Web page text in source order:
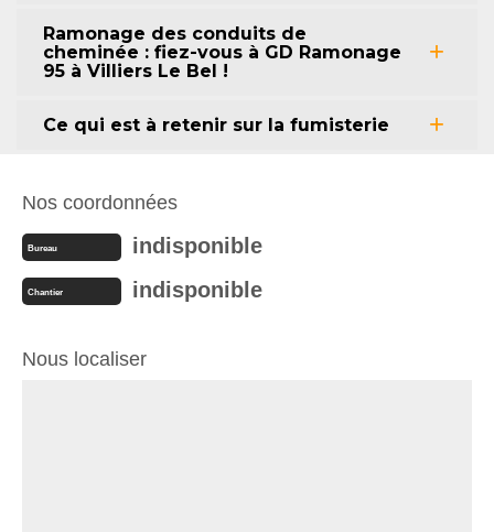
Ramonage des conduits de
cheminée : fiez-vous à GD Ramonage
95 à Villiers Le Bel !
Ce qui est à retenir sur la fumisterie
Nos coordonnées
Bureau indisponible
Chantier indisponible
Nous localiser